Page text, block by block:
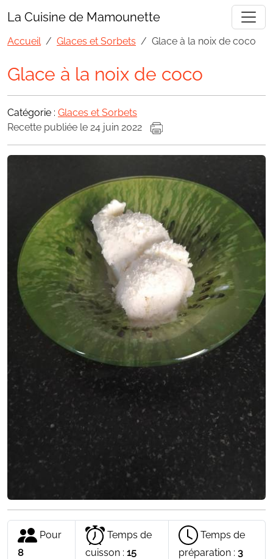
La Cuisine de Mamounette
Accueil Glaces et Sorbets Glace à la noix de coco
Glace à la noix de coco
Catégorie : Glaces et Sorbets
Recette publiée le 24 juin 2022
Pour
8
Temps de
cuisson : 15
Temps de
préparation : 3